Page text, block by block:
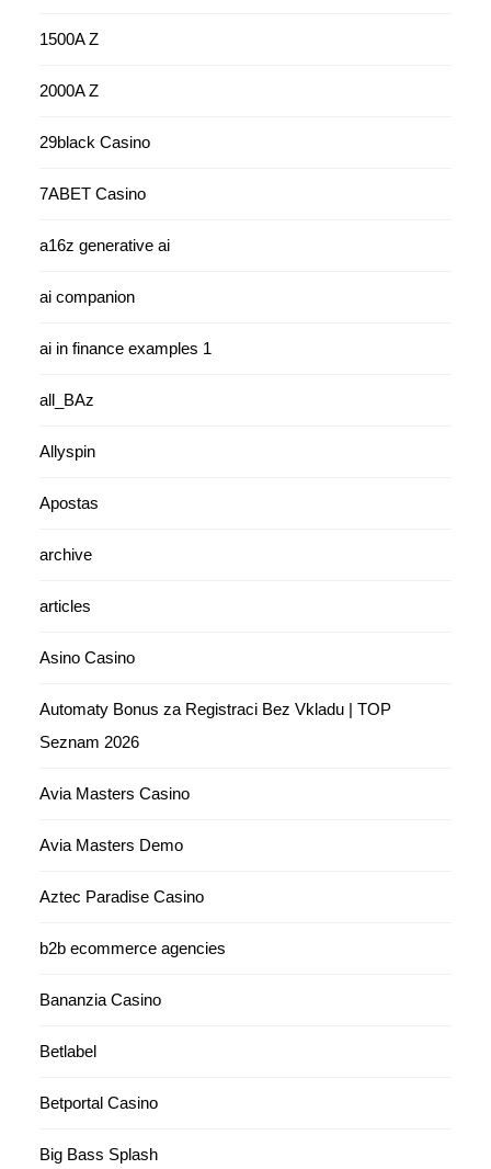
1500A Z
2000A Z
29black Casino
7ABET Casino
a16z generative ai
ai companion
ai in finance examples 1
all_BAz
Allyspin
Apostas
archive
articles
Asino Casino
Automaty Bonus za Registraci Bez Vkladu | TOP
Seznam 2026
Avia Masters Casino
Avia Masters Demo
Aztec Paradise Casino
b2b ecommerce agencies
Bananzia Casino
Betlabel
Betportal Casino
Big Bass Splash